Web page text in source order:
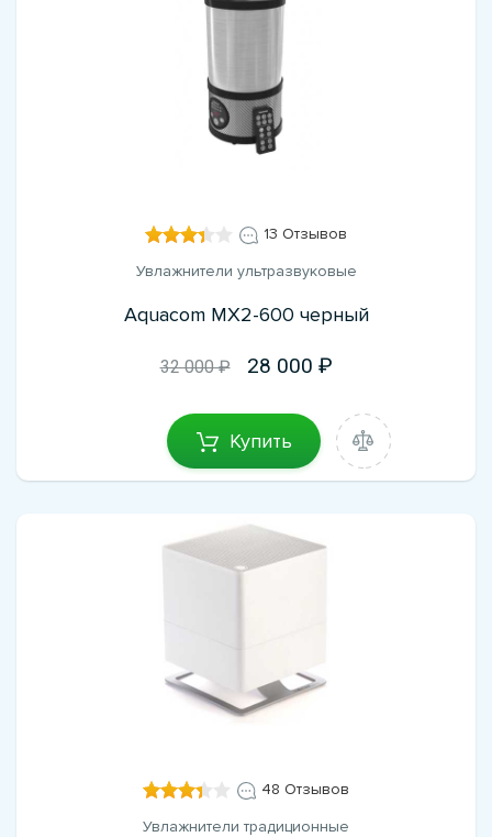
13 Отзывов
Увлажнители ультразвуковые
Aquacom MX2-600 черный
32 000 ₽ 28 000
Купить
48 Отзывов
Увлажнители традиционные